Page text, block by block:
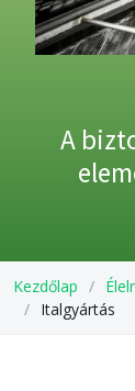
A
Kezdőlap
Italgyártás